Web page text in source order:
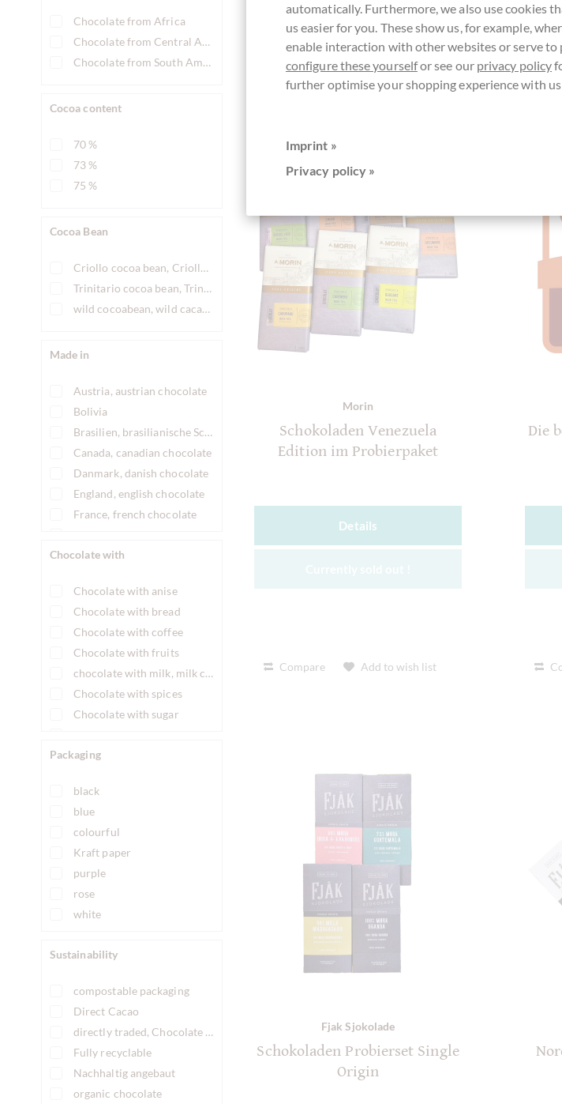
Chocolate from Africa
Chocolate from Central America
Chocolate from South America
Cocoa content
70 %
73 %
75 %
Cocoa Bean
Criollo cocoa bean, Criollo cacao bean
Trinitario cocoa bean, Trinitario cacao bean
wild cocoabean, wild cacaobean
Made in
Austria, austrian chocolate
Bolivia
Brasilien, brasilianische Schokolade
Canada, canadian chocolate
Danmark, danish chocolate
England, english chocolate
France, french chocolate
Japan, Japanese chocolate
Peru, peruvian chocolate
Thailand, Thai chocolate
Trinidad & Tobago
Chocolate with
Chocolate with anise
Chocolate with bread
Chocolate with coffee
Chocolate with fruits
chocolate with milk, milk chocolate
Chocolate with spices
Chocolate with sugar
Packaging
black
blue
colourful
Kraft paper
purple
rose
white
Sustainability
compostable packaging
Direct Cacao
directly traded, Chocolate Fairly traded
Fully recyclable
Nachhaltig angebaut
organic chocolate
Compare Add to wish list
Morin
Schokoladen Venezuela
Edition im Probierpaket
Details
Compare Add to wish list
Die
Fjak Sjokolade
Schokoladen Probierset Single
Origin
automatically. Furthermore, we also use cookies
us easier for you. These show us, for example,
enable interaction with other websites or serve to
configure these yourselfor see our privacy policy
further optimise your shopping experience with
Imprint »
Privacy policy »